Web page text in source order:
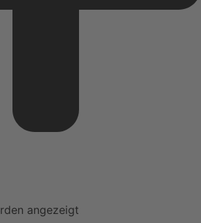
angezeigt